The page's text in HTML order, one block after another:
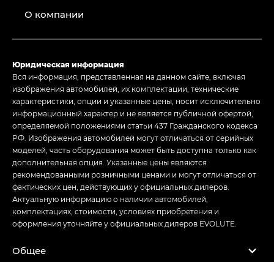
О компании
Юридическая информация
Вся информация, представленная на данном сайте, включая
изображения автомобилей, их комплектации, технические
характеристики, опции и указанные цены, носит исключительно
информационный характер и не является публичной офертой,
определяемой положениями статьи 437 Гражданского кодекса
РФ. Изображения автомобилей могут отличаться от серийных
моделей, часть оборудования может быть доступна только как
дополнительная опция. Указанные цены являются
рекомендованными розничными ценами и могут отличаться от
фактических цен, действующих у официальных дилеров.
Актуальную информацию о наличии автомобилей,
комплектациях, стоимости, условиях приобретения и
оформления уточняйте у официальных дилеров EVOLUTE.
Общее